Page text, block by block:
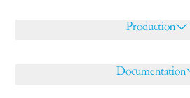
Production
Documentation